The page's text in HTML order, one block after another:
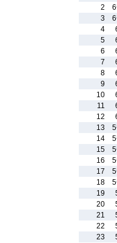
2
3
4
5
6
7
8
9
10
11
12
13
14
15
16
17
18
19
20
21
22
23